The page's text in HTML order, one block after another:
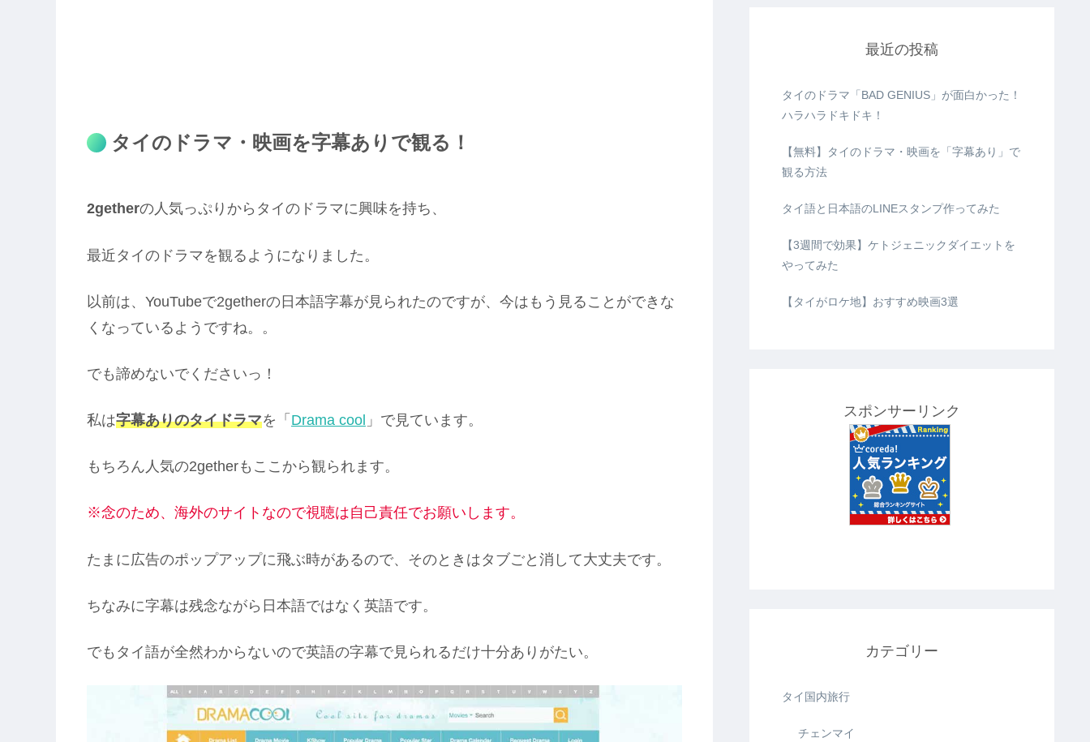
タイのドラマ・映画を字幕ありで観る！
2getherの人気っぷりからタイのドラマに興味を持ち、
最近タイのドラマを観るようになりました。
以前は、YouTubeで2getherの日本語字幕が見られたのですが、今はもう見ることができな
くなっているようですね。。
でも諦めないでくださいっ！
私は字幕ありのタイドラマを「 Drama cool 」で見ています。
もちろん人気の2getherもここから観られます。
※念のため、海外のサイトなので視聴は自己責任でお願いします。
たまに広告のポップアップに飛ぶ時があるので、そのときはタブごと消して大丈夫です。
ちなみに字幕は残念ながら日本語ではなく英語です。
でもタイ語が全然わからないので英語の字幕で見られるだけ十分ありがたい。
最近の投稿
タイのドラマ「BAD GENIUS」が面白かった！
ハラハラドキドキ！
【無料】タイのドラマ・映画を「字幕あり」で
観る方法
タイ語と日本語のLINEスタンプ作ってみた
【3週間で効果】ケトジェニックダイエットを
やってみた
【タイがロケ地】おすすめ映画3選
スポンサーリンク
カテゴリー
タイ国内旅行
チェンマイ